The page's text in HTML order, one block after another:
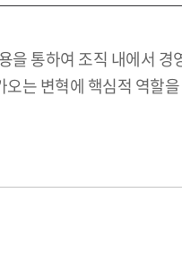
통하여 조직 내에서
는 변혁에 핵심적 역할